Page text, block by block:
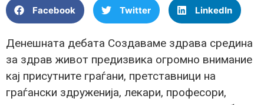
Facebook Twitter LinkedIn
Денешната дебата Создаваме здрава средина
за здрав живот предизвика огромно внимание
кај присутните граѓани, претставници на
граѓански здруженија, лекари, професори,